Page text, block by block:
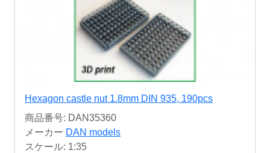
Hexagon castle nut 1.8mm DIN 935, 190pcs
商品番号: DAN35360
メーカー DAN models
スケール: 1:35